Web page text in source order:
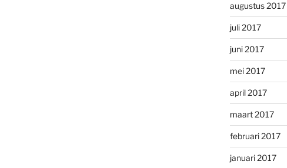
augustus 2017
juli 2017
juni 2017
mei 2017
april 2017
maart 2017
februari 2017
januari 2017